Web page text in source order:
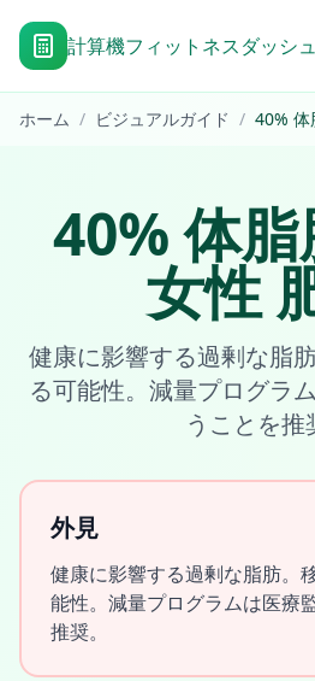
計算機フィットネスダッシ
ホーム / ビジュアルガイド / 40% 体
40%体
女性
健康に影響する過剰な脂
る可能性。減量プログラ
うことを推
外見
健康に影響する過剰な脂肪。
能性。減量プログラムは医療
推奨。